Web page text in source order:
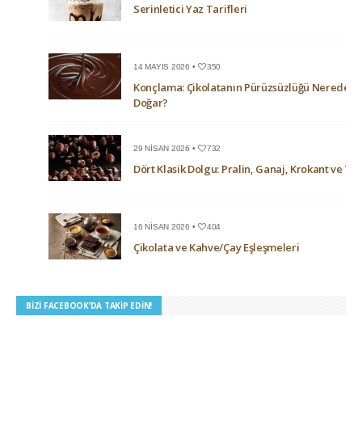
Serinletici Yaz Tarifleri
14 MAYIS 2026 • 350
Konçlama: Çikolatanın Pürüzsüzlüğü Nerede
Doğar?
29 NISAN 2026 • 732
Dört Klasik Dolgu: Pralin, Ganaj, Krokant ve
16 NISAN 2026 • 404
Çikolata ve Kahve/Çay Eşleşmeleri
BIZI FACEBOOK’DA TAKIP EDIN!